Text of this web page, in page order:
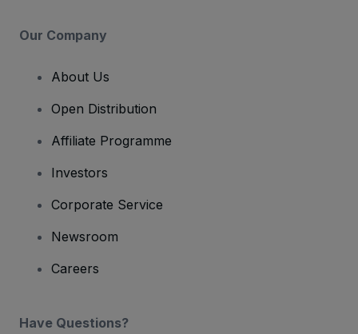
Our Company
About Us
Open Distribution
Affiliate Programme
Investors
Corporate Service
Newsroom
Careers
Have Questions?